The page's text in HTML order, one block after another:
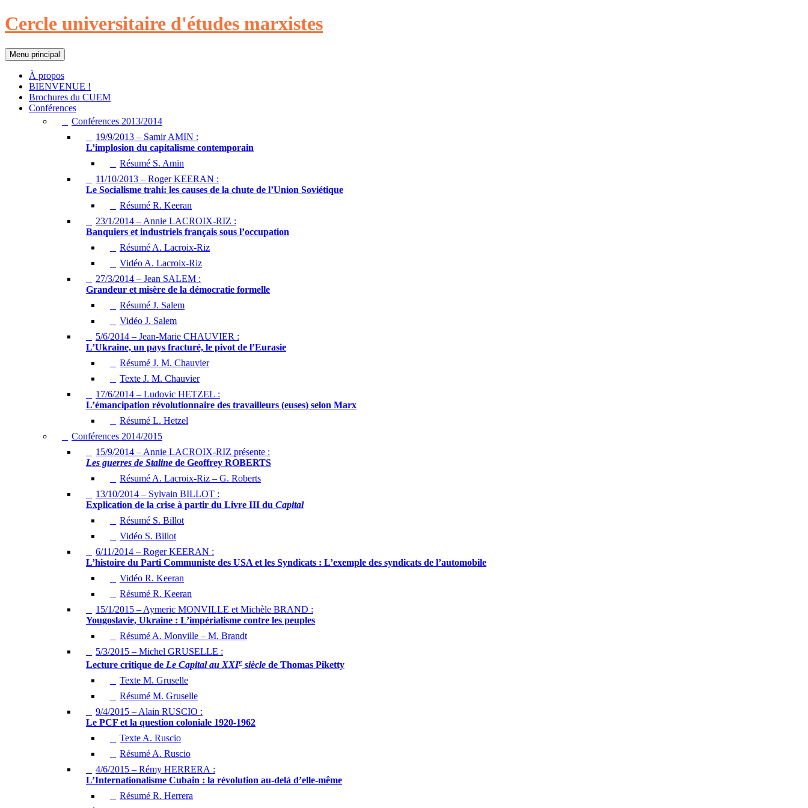
Cercle universitaire d'études marxistes
Recherche
Menu principal
Aller
au
À propos
BIENVENUE !
Brochures du CUEM
Conférences
Conférences 2013/2014
19/9/2013 – Samir AMIN :
L’implosion du capitalisme contemporain
Résumé S. Amin
11/10/2013 – Roger KEERAN :
Le Socialisme trahi: les causes de la chute de l’Union Soviétique
Résumé R. Keeran
23/1/2014 – Annie LACROIX-RIZ :
Banquiers et industriels français sous l’occupation
Résumé A. Lacroix-Riz
Vidéo A. Lacroix-Riz
27/3/2014 – Jean SALEM :
Grandeur et misère de la démocratie formelle
Résumé J. Salem
Vidéo J. Salem
5/6/2014 – Jean-Marie CHAUVIER :
L’Ukraine, un pays fracturé, le pivot de l’Eurasie
Résumé J. M. Chauvier
Texte J. M. Chauvier
17/6/2014 – Ludovic HETZEL :
L’émancipation révolutionnaire des travailleurs (euses) selon Marx
Résumé L. Hetzel
Conférences 2014/2015
15/9/2014 – Annie LACROIX-RIZ présente :
Les guerres de Staline de Geoffrey ROBERTS
Résumé A. Lacroix-Riz – G. Roberts
13/10/2014 – Sylvain BILLOT :
Explication de la crise à partir du Livre III du Capital
Résumé S. Billot
Vidéo S. Billot
6/11/2014 – Roger KEERAN :
L’histoire du Parti Communiste des USA et les Syndicats : L’exemple des syndi­cats de l’automobile
Vidéo R. Keeran
Résumé R. Keeran
15/1/2015 – Aymeric MONVILLE et Michèle BRAND :
Yougoslavie, Ukraine : L’impérialisme contre les peuples
Résumé A. Monville – M. Brandt
5/3/2015 – Michel GRUSELLE :
Lecture critique de Le Capital au XXIe siècle de Thomas Piketty
Texte M. Gruselle
Résumé M. Gruselle
9/4/2015 – Alain RUSCIO :
Le PCF et la question coloniale 1920-1962
Texte A. Ruscio
Résumé A. Ruscio
4/6/2015 – Rémy HERRERA :
L’Internationalisme Cubain : la révolution au-delà d’elle-même
Résumé R. Herrera